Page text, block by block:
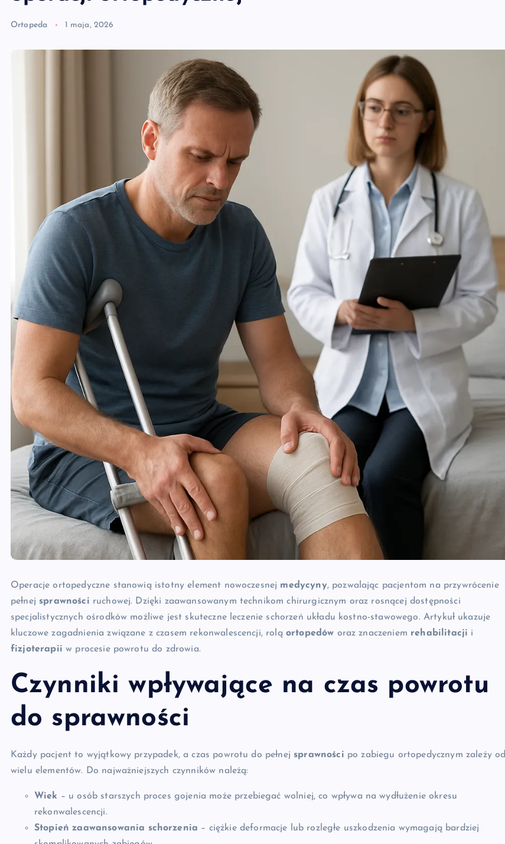
Ortopeda 1 maja, 2026
Operacje ortopedyczne stanowią istotny element nowoczesnej medycyny, pozwalając pacjentom na przywrócenie
pełnej sprawności ruchowej. Dzięki zaawansowanym technikom chirurgicznym oraz rosnącej dostępności
specjalistycznych ośrodków możliwe jest skuteczne leczenie schorzeń układu kostno-stawowego. Artykuł ukazuje
kluczowe zagadnienia związane z czasem rekonwalescencji, rolą ortopedów oraz znaczeniem rehabilitacji i
fizjoterapii w procesie powrotu do zdrowia.
Czynniki wpływające na czas powrotu
do sprawności
Każdy pacjent to wyjątkowy przypadek, a czas powrotu do pełnej sprawności po zabiegu ortopedycznym zależy od
wielu elementów. Do najważniejszych czynników należą:
Wiek – u osób starszych proces gojenia może przebiegać wolniej, co wpływa na wydłużenie okresu
rekonwalescencji.
Stopień zaawansowania schorzenia – ciężkie deformacje lub rozległe uszkodzenia wymagają bardziej